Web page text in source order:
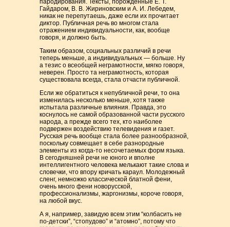
пародирования. Тексты, порожденные Е. Т.
Гайдаром, В. В. Жириновским и А. И. Лебедем,
никак не перепутаешь, даже если их прочитает
диктор. Публичная речь во многом стала
отражением индивидуальности, как, вообще
говоря, и должно быть.
Таким образом, социальных различий в речи
теперь меньше, а индивидуальных — больше. Ну
а тезис о всеобщей неграмотности, мягко говоря,
неверен. Просто та неграмотность, которая
существовала всегда, стала отчасти публичной.
Если же обратиться к непубличной речи, то она
изменилась несколько меньше, хотя также
испытала различные влияния. Правда, это
коснулось не самой образованной части русского
народа, а прежде всего тех, кто наиболее
подвержен воздействию телевидения и газет.
Русская речь вообще стала более разнообразной,
поскольку совмещает в себе разнородные
элементы из когда-то несочетаемых форм языка.
В сегодняшней речи не юного и вполне
интеллигентного человека мелькают такие слова и
словечки, что впору кричать караул. Молодежный
сленг, немножко классической блатной фени,
очень много фени новорусской,
профессионализмы, жаргонизмы, короче говоря,
на любой вкус.
А я, например, завидую всем этим “колбасить не
по-детски”, “стопудово” и “атомно”, потому что